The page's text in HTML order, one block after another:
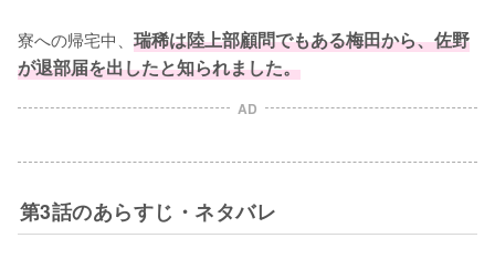
寮への帰宅中、 瑞稀は陸上部顧問でもある梅田から、佐野
が退部届を出したと知られました。
AD
第3話のあらすじ・ネタバレ